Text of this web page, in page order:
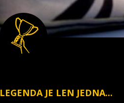
LEGENDA JE LEN JEDNA...